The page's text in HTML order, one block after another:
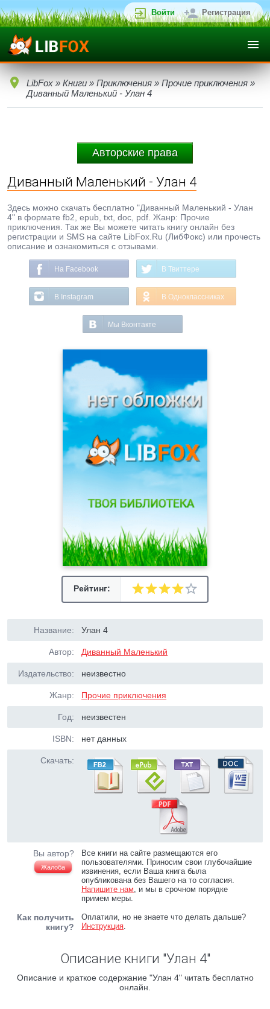
Войти Регистрация
LibFox » Книги » Приключения » Прочие приключения »
Диванный Маленький - Улан 4
Авторские права
Диванный Маленький - Улан 4
Здесь можно скачать бесплатно "Диванный Маленький - Улан
4" в формате fb2, epub, txt, doc, pdf. Жанр: Прочие
приключения. Так же Вы можете читать книгу онлайн без
регистрации и SMS на сайте LibFox.Ru (ЛибФокс) или прочесть
описание и ознакомиться с отзывами.
На Facebook В Твиттере
В Instagram В Одноклассниках
Мы Вконтакте
Рейтинг:
Название: Улан 4
Автор: Диванный Маленький
Издательство: неизвестно
Жанр: Прочие приключения
Год: неизвестен
ISBN: нет данных
Скачать:
Вы автор?
Жалоба
Все книги на сайте размещаются его
пользователями. Приносим свои глубочайшие
извинения, если Ваша книга была
опубликована без Вашего на то согласия.
Напишите нам, и мы в срочном порядке
примем меры.
Как получить
книгу?
Оплатили, но не знаете что делать дальше?
Инструкция.
Описание книги "Улан 4"
Описание и краткое содержание "Улан 4" читать бесплатно
онлайн.